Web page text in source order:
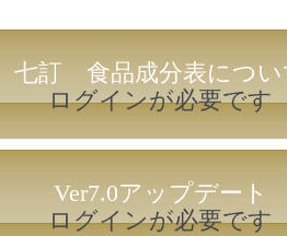
七訂 食品成分表につい
ログインが必要です
Ver7.0アップデート
ログインが必要です